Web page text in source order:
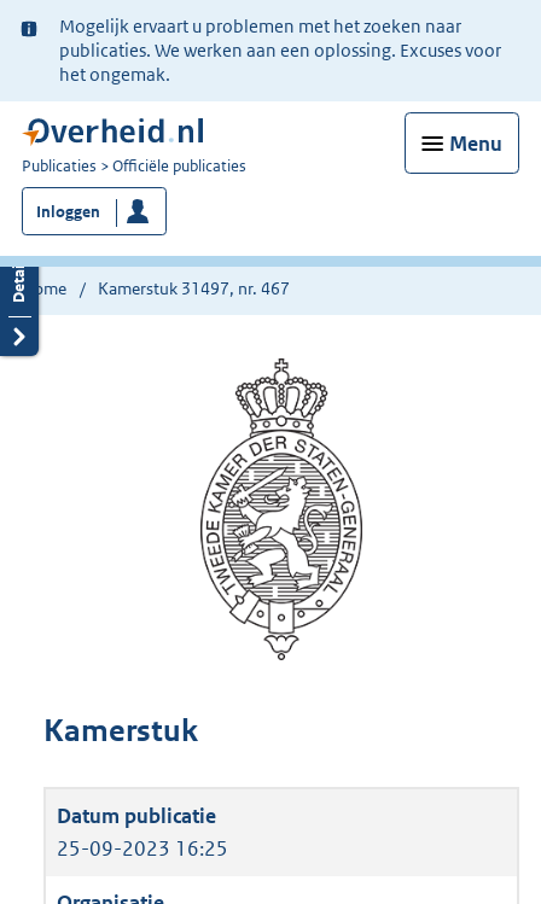
Ter
informatie:
Mogelijk ervaart u problemen met het zoeken naar
publicaties. We werken aan een oplossing. Excuses voor
het ongemak.
Menu
U
bent
nu
hier:
Publicaties Officiële publicaties
Inloggen
Home Kamerstuk 31497, nr. 467
Kamerstuk
25-09-2023 16:25